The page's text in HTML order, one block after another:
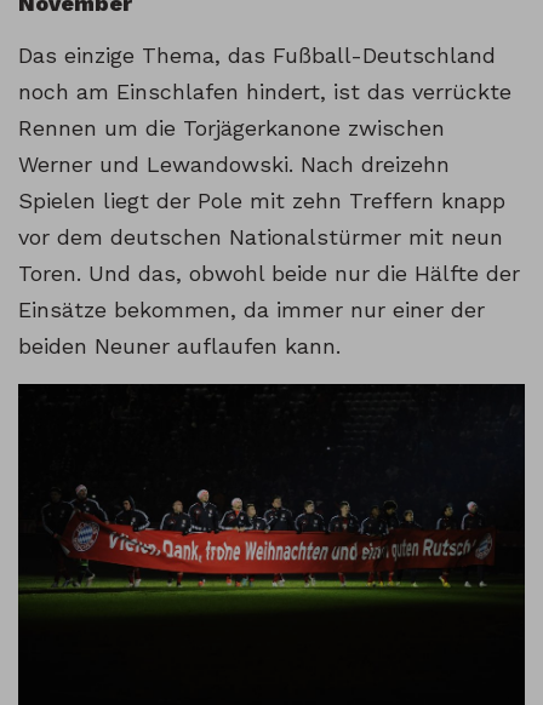
Das einzige Thema, das Fußball-Deutschland
noch am Einschlafen hindert, ist das verrückte
Rennen um die Torjägerkanone zwischen
Werner und Lewandowski. Nach dreizehn
Spielen liegt der Pole mit zehn Treffern knapp
vor dem deutschen Nationalstürmer mit neun
Toren. Und das, obwohl beide nur die Hälfte der
Einsätze bekommen, da immer nur einer der
beiden Neuner auflaufen kann.